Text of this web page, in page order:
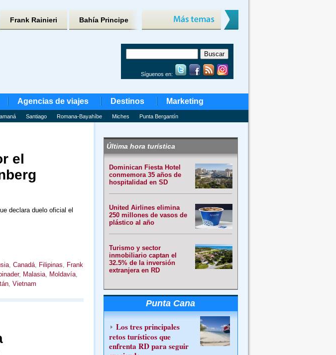
Frank Rainieri Bahía Principe
Síguenos en:
Agencias de viajes Destinos Marketing
Santiago Romana-Bayahíbe Miches Punta Bergantín
el
declara duelo oficial el
, Canadá, Filipinas, Frank
, Malasia, Moldavía,
, Vietnam
Última hora turística
Dominican Fiesta Hotel
conmemora 35 años de
hospitalidad en SD
United Airlines elimina
250 millones de vasos de
plástico al año
Turismo y sector
inmobiliario captan el
32.5% de la inversión
extranjera en RD
Punta Cana
Los tres principales
retos turísticos que
enfrenta RD para seguir